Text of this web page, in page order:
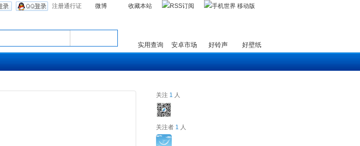
注册通行证 微博 收藏本站
实用查询 安卓市场 好铃声 好壁纸
关注 1 人
关注者 1 人